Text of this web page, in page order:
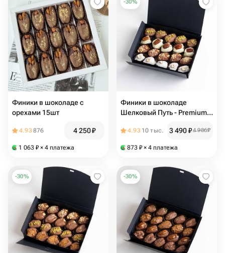
Финики в шоколаде с
орехами 15шт
4.93876 4 250₽
1 063 ₽ × 4 платежа
-30%
Финики в шоколаде
Шелковый Путь - Premium с
4.93 10 тыс. 3 490₽4 986₽
873 ₽ × 4 платежа
-30% -30%